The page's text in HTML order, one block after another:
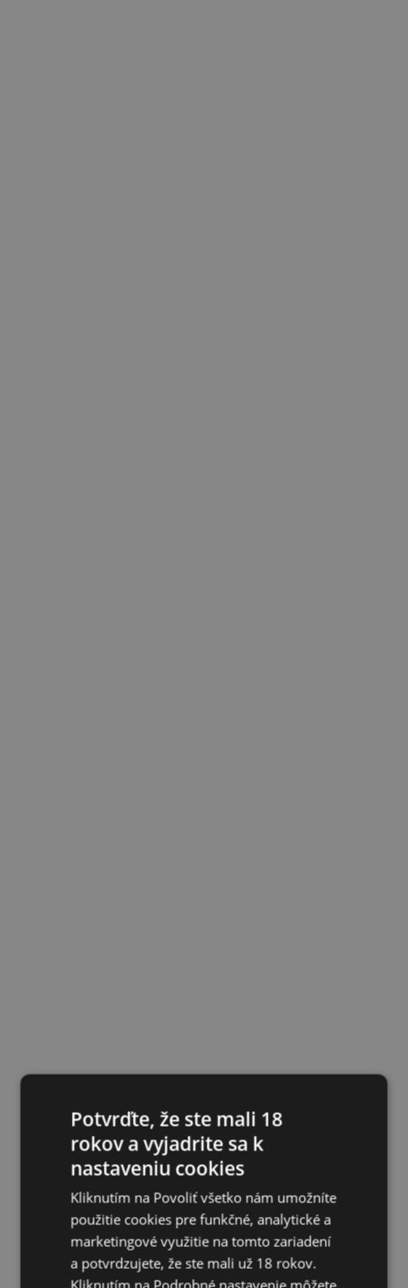
Potvrďte, že ste mali 18
rokov a vyjadrite sa k
nastaveniu cookies
Kliknutím na Povoliť všetko nám umožníte
použitie cookies pre funkčné, analytické a
marketingové využitie na tomto zariadení
a potvrdzujete, že ste mali už 18 rokov.